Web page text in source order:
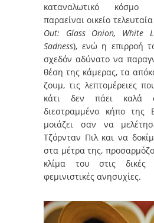
καταναλωτικό κόσμο
παραείναι οικείο
Out: Glass Onion, White
Sadness), ενώ η επιρροή
σχεδόν αδύνατο να
θέση της κάμερας, τα
ζουμ, τις λεπτομέρειες
κάτι δεν πάει καλά
διεστραμμένο κήπο της
μοιάζει σαν να
Τζόρνταν Πιλ και να
στα μέτρα της,
κλίμα του στις δικές
φεμινιστικές ανησυχίες.